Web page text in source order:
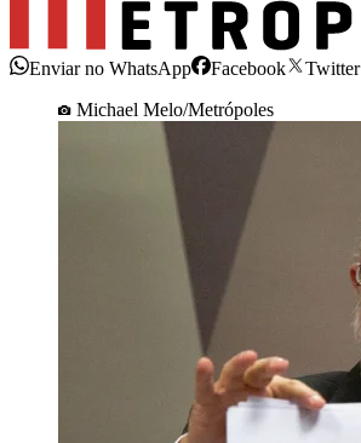
Enviar no WhatsApp Facebook
Twitter
Michael Melo/Metrópoles